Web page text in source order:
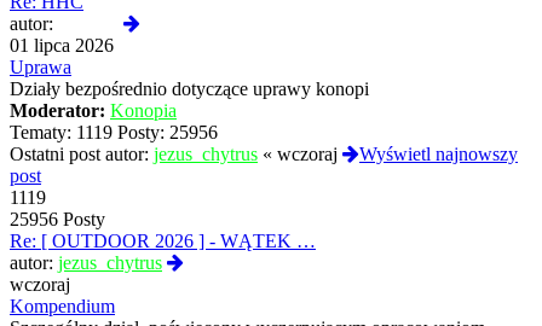
autor:
01 lipca 2026
Uprawa
Działy bezpośrednio dotyczące uprawy konopi
Moderator: Konopia
Tematy: 1119 Posty: 25956
Ostatni post autor: jezus_chytrus « wczoraj
Wyświetl najnowszy
post
1119
25956 Posty
Re: [ OUTDOOR 2026 ] - WĄTEK …
autor: jezus_chytrus
wczoraj
Kompendium